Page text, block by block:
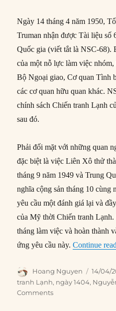
Ngày 14 tháng 4 năm 1950,
Truman nhận được Tài liệu số
Quốc gia (viết tắt là NSC-68).
của một nỗ lực làm việc
Bộ Ngoại giao, Cơ quan Tình
các cơ quan hữu quan khác.
chính sách Chiến tranh Lạnh
sau đó.
Phải đối mặt với những quan
đặc biệt là việc Liên Xô thử
tháng 9 năm 1949 và Trung
nghĩa cộng sản tháng 10 cùng
yêu cầu một đánh giá lại và
của Mỹ thời Chiến tranh
tháng làm việc và hoàn thành
ứng yêu cầu này.Continue
Author
Hoang Nguyen
Posted
on
14/04/
tranh Lạnh, ngày 1404,
Comments